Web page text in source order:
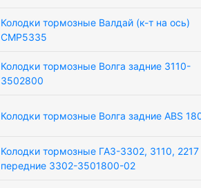
Колодки тормозные Валдай (к-т на ось)
CMP5335
Колодки тормозные Волга задние 3110-
3502800
Колодки тормозные Волга задние АВS
Колодки тормозные ГАЗ-3302, 3110, 2217
передние 3302-3501800-02